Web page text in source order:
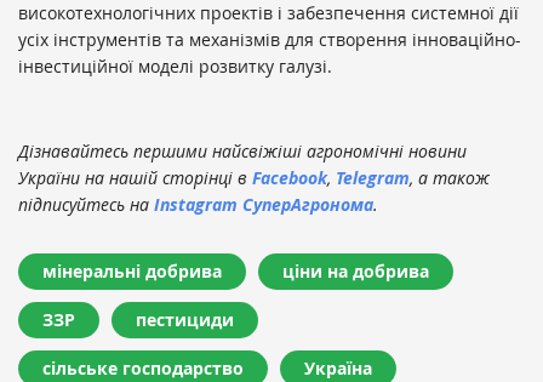
високотехнологічних проектів і забезпечення системної дії
усіх інструментів та механізмів для створення інноваційно-
інвестиційної моделі розвитку галузі.
Дізнавайтесь першими найсвіжіші агрономічні новини
України на нашій сторінці в Facebook, Telegram, а також
підписуйтесь на Instagram СуперАгронома.
мінеральні добрива ціни на добрива
ЗЗР пестициди
сільське господарство Україна